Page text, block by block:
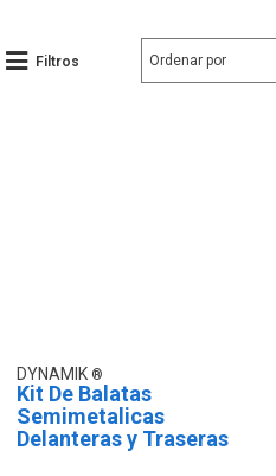
Filtros
DYNAMIK
Kit De Balatas
Semimetalicas
Delanteras y Traseras